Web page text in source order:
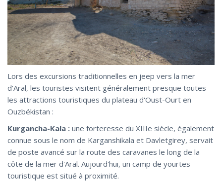
Lors des excursions traditionnelles en jeep vers la mer
d'Aral, les touristes visitent généralement presque toutes
les attractions touristiques du plateau d'Oust-Ourt en
Ouzbékistan :
Kurgancha-Kala : une forteresse du XIIIe siècle, également
connue sous le nom de Karganshikala et Davletgirey, servait
de poste avancé sur la route des caravanes le long de la
côte de la mer d'Aral. Aujourd'hui, un camp de yourtes
touristique est situé à proximité.